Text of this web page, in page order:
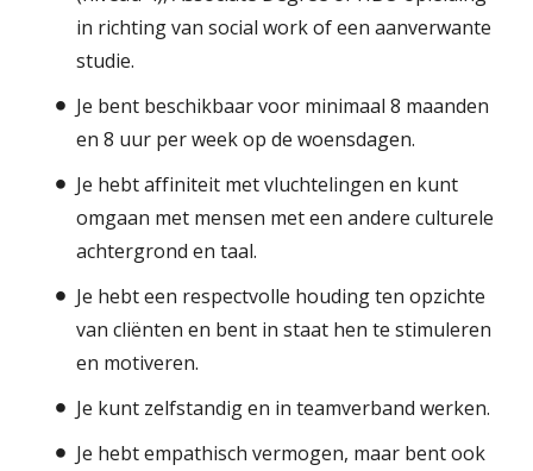
in richting van social work of een aanverwante
studie.
Je bent beschikbaar voor minimaal 8 maanden
en 8 uur per week op de woensdagen.
Je hebt affiniteit met vluchtelingen en kunt
omgaan met mensen met een andere culturele
achtergrond en taal.
Je hebt een respectvolle houding ten opzichte
van cliënten en bent in staat hen te stimuleren
en motiveren.
Je kunt zelfstandig en in teamverband werken.
Je hebt empathisch vermogen, maar bent ook